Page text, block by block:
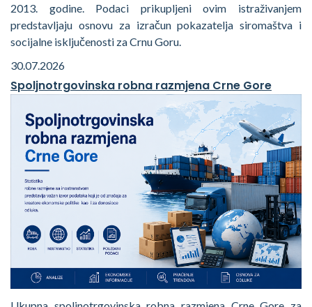
2013. godine. Podaci prikupljeni ovim istraživanjem
predstavljaju osnovu za izračun pokazatelja siromaštva i
socijalne isključenosti za Crnu Goru.
30.07.2026
Spoljnotrgovinska robna razmjena Crne Gore